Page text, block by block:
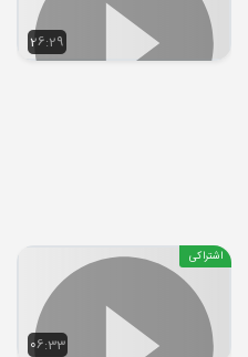
26:29
06:33
اشتراکی